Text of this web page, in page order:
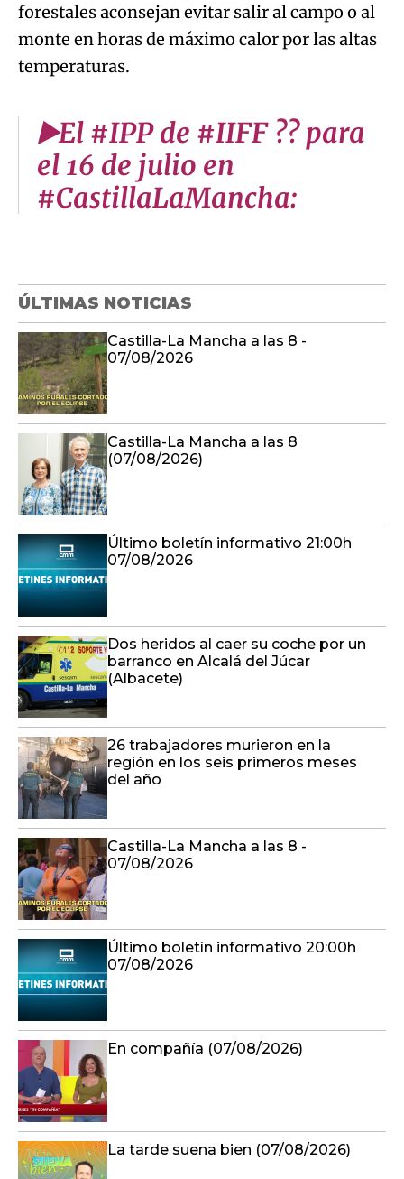
forestales aconsejan evitar salir al campo o al
monte en horas de máximo calor por las altas
temperaturas.
▶️El #IPP de #IIFF ?? para
el 16 de julio en
#CastillaLaMancha:
ÚLTIMAS NOTICIAS
Castilla-La Mancha a las 8 -
07/08/2026
Castilla-La Mancha a las 8
(07/08/2026)
Último boletín informativo 21:00h
07/08/2026
Dos heridos al caer su coche por un
barranco en Alcalá del Júcar
(Albacete)
26 trabajadores murieron en la
región en los seis primeros meses
del año
Castilla-La Mancha a las 8 -
07/08/2026
Último boletín informativo 20:00h
07/08/2026
En compañía (07/08/2026)
La tarde suena bien (07/08/2026)